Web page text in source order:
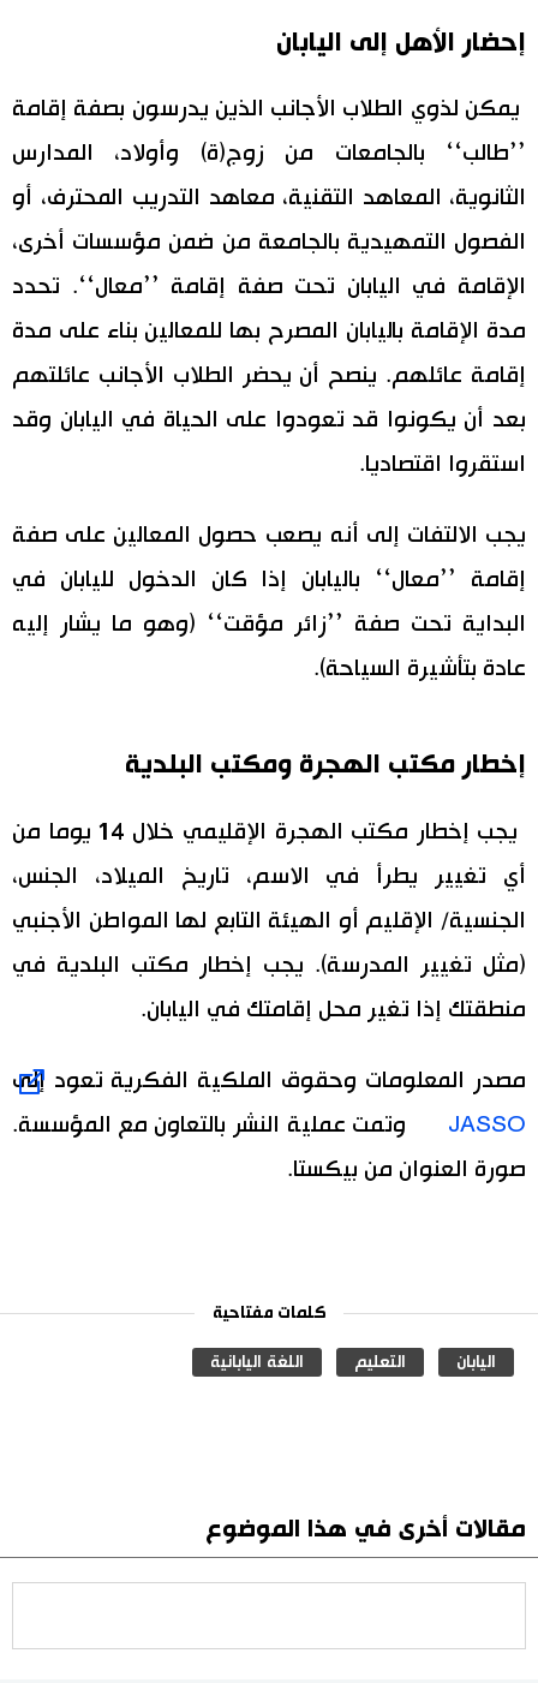
إحضار الأهل إلى اليابان
يمكن لذوي الطلاب الأجانب الذين يدرسون بصفة إقامة
’’طالب‘‘ بالجامعات من زوج(ة) وأولاد، المدارس
الثانوية، المعاهد التقنية، معاهد التدريب المحترف، أو
الفصول التمهيدية بالجامعة من ضمن مؤسسات أخرى،
الإقامة في اليابان تحت صفة إقامة ’’معال‘‘. تحدد
مدة الإقامة باليابان المصرح بها للمعالين بناء على مدة
إقامة عائلهم. ينصح أن يحضر الطلاب الأجانب عائلتهم
بعد أن يكونوا قد تعودوا على الحياة في اليابان وقد
استقروا اقتصاديا.
يجب الالتفات إلى أنه يصعب حصول المعالين على صفة
إقامة ’’معال‘‘ باليابان إذا كان الدخول لليابان في
البداية تحت صفة ’’زائر مؤقت‘‘ (وهو ما يشار إليه
عادة بتأشيرة السياحة).
إخطار مكتب الهجرة ومكتب البلدية
يجب إخطار مكتب الهجرة الإقليمي خلال 14 يوما من
أي تغيير يطرأ في الاسم، تاريخ الميلاد، الجنس،
الجنسية/ الإقليم أو الهيئة التابع لها المواطن الأجنبي
(مثل تغيير المدرسة). يجب إخطار مكتب البلدية في
منطقتك إذا تغير محل إقامتك في اليابان.
مصدر المعلومات وحقوق الملكية الفكرية تعود إلى
JASSO
وتمت عملية النشر بالتعاون مع المؤسسة.
صورة العنوان من بيكستا.
كلمات مفتاحية
اليابان التعليم اللغة اليابانية
مقالات أخرى في هذا الموضوع